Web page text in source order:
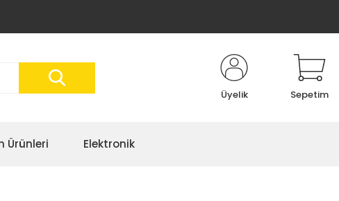
Üyelik Sepetim
Ürünleri Elektronik